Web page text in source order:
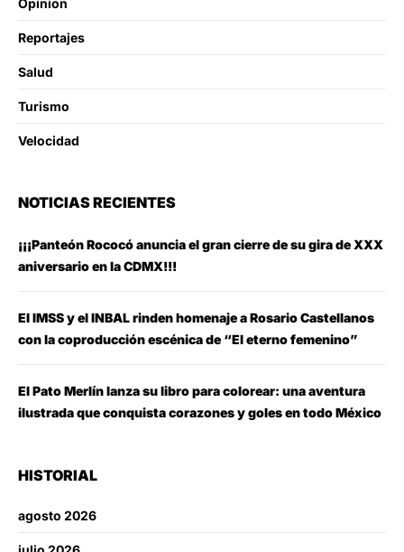
Opinion
Reportajes
Salud
Turismo
Velocidad
NOTICIAS RECIENTES
¡¡¡Panteón Rococó anuncia el gran cierre de su gira de XXX
aniversario en la CDMX!!!
El IMSS y el INBAL rinden homenaje a Rosario Castellanos
con la coproducción escénica de “El eterno femenino”
El Pato Merlín lanza su libro para colorear: una aventura
ilustrada que conquista corazones y goles en todo México
HISTORIAL
agosto 2026